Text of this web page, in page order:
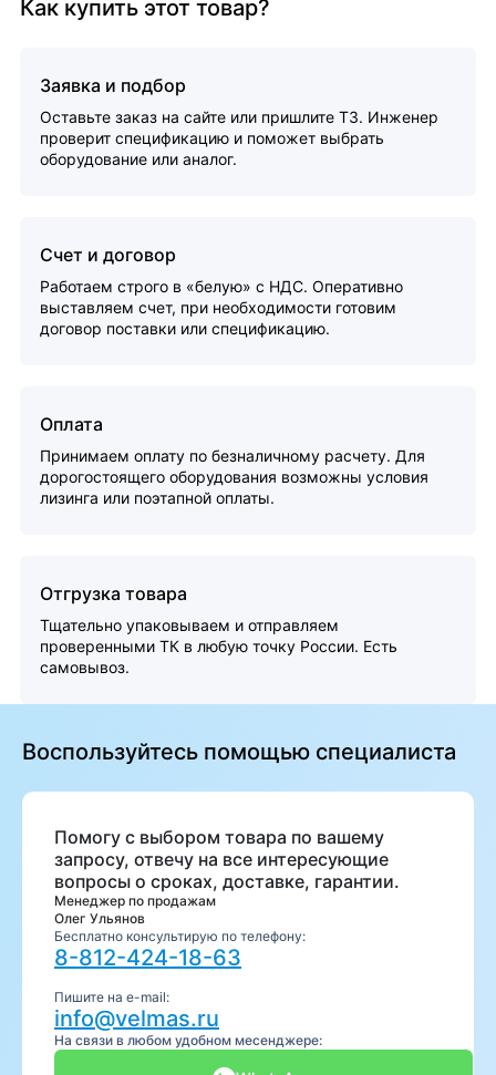
Как купить этот товар?
Заявка и подбор
Оставьте заказ на сайте или пришлите ТЗ. Инженер
проверит спецификацию и поможет выбрать
оборудование или аналог.
Счет и договор
Работаем строго в «белую» с НДС. Оперативно
выставляем счет, при необходимости готовим
договор поставки или спецификацию.
Оплата
Принимаем оплату по безналичному расчету. Для
дорогостоящего оборудования возможны условия
лизинга или поэтапной оплаты.
Отгрузка товара
Тщательно упаковываем и отправляем
проверенными ТК в любую точку России. Есть
самовывоз.
Воспользуйтесь помощью специалиста
Помогу с выбором товара по вашему
запросу, отвечу на все интересующие
вопросы о сроках, доставке, гарантии.
Менеджер по продажам
Олег Ульянов
Бесплатно консультирую по телефону:
8-812-424-18-63
Пишите на e-mail:
info@velmas.ru
На связи в любом удобном месенджере: